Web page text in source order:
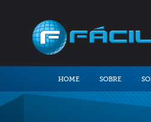
HOME SOBRE